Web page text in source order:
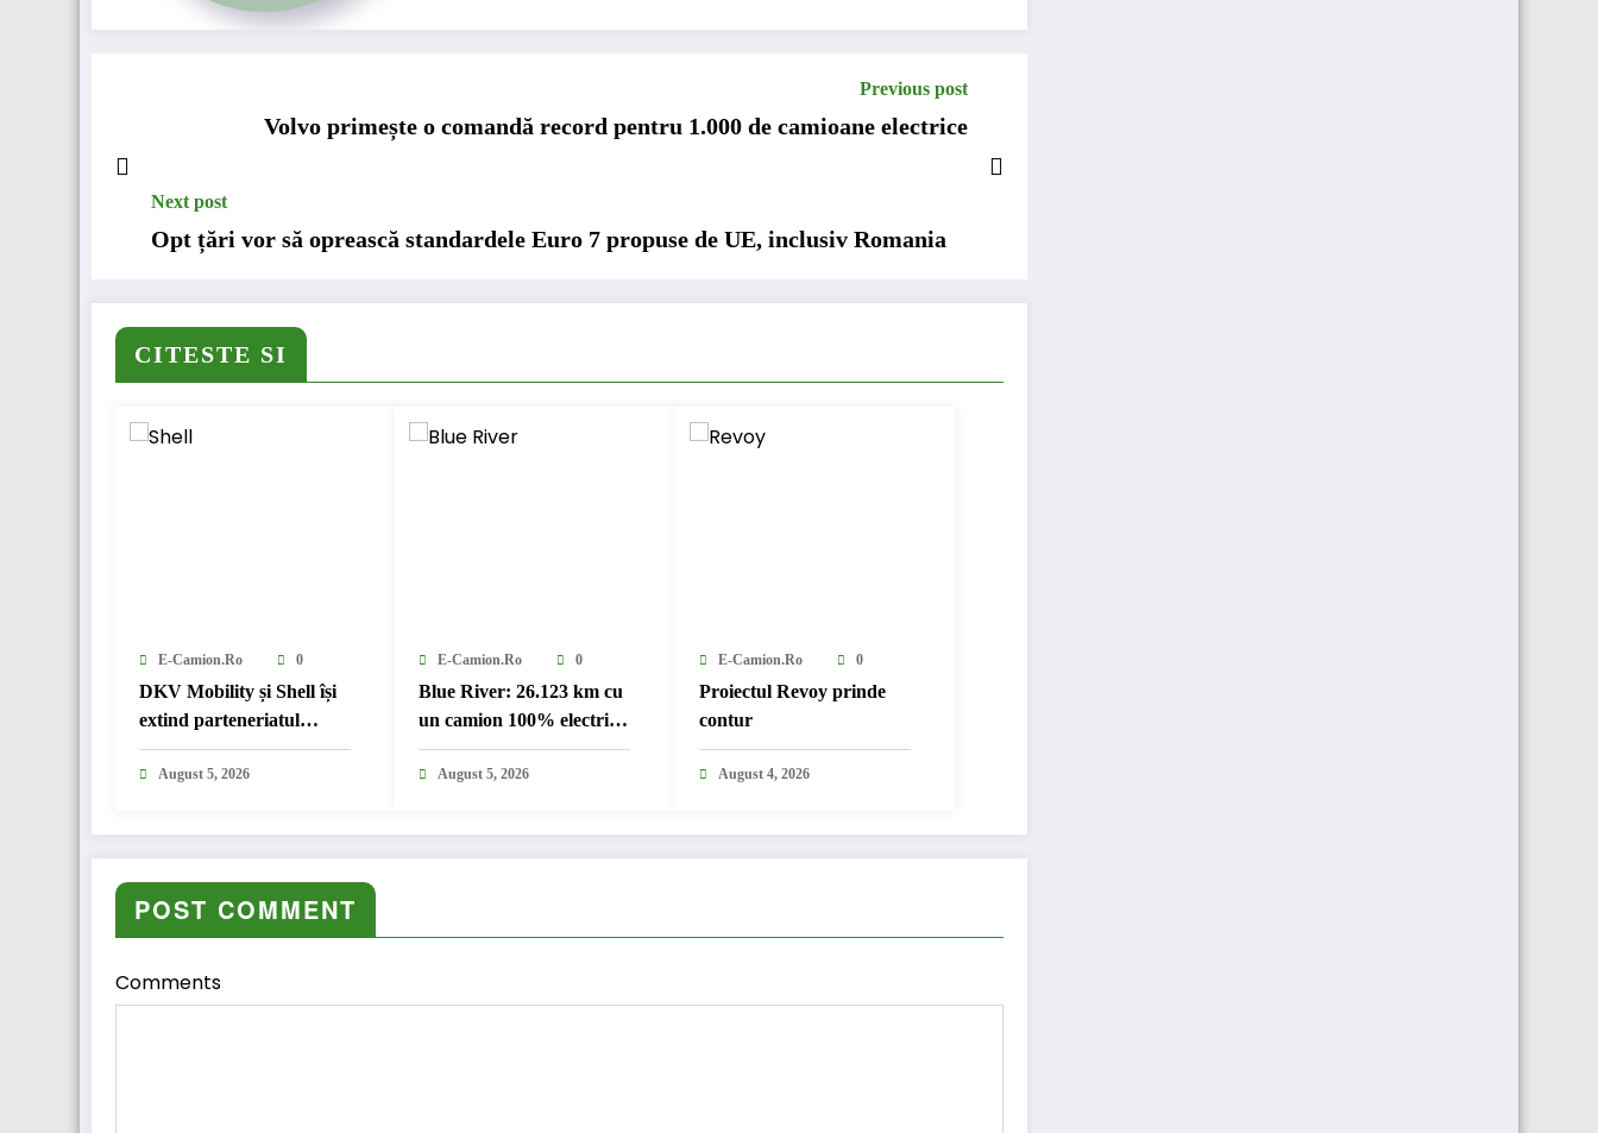
Previous post
Volvo primește o comandă record pentru 1.000 de camioane electrice
Next post
Opt țări vor să oprească standardele Euro 7 propuse de UE, inclusiv Romania
CITESTE SI
E-Camion.ro 0
DKV Mobility și Shell își
extind parteneriatul
european
August 5, 2026
E-Camion.ro 0
Blue River: 26.123 km cu
un camion 100% electric
în transport internațional
August 5, 2026
E-Camion.ro 0
Proiectul Revoy prinde
contur
August 4, 2026
POST COMMENT
Comments